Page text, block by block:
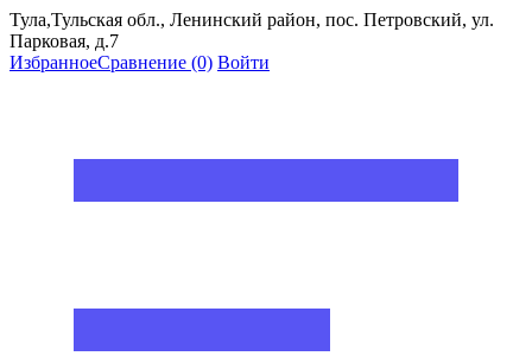
Тула,Тульская обл., Ленинский район, пос. Петровский, ул.
Парковая, д.7
ИзбранноеСравнение (0) Войти